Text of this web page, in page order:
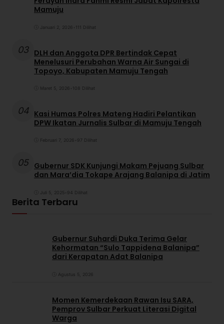
Mamuju
Januari 2, 2026 111 Dilihat
03 DLH dan Anggota DPR Bertindak Cepat
Menelusuri Perubahan Warna Air Sungai di
Topoyo, Kabupaten Mamuju Tengah
Maret 5, 2026 108 Dilihat
04 Kasi Humas Polres Mateng Hadiri Pelantikan
DPW Ikatan Jurnalis Sulbar di Mamuju Tengah
Februari 7, 2026 97 Dilihat
05 Gubernur SDK Kunjungi Makam Pejuang Sulbar
dan Mara’dia Tokape Arajang Balanipa di Jatim
Juli 5, 2025 94 Dilihat
Berita Terbaru
Gubernur Suhardi Duka Terima Gelar
Kehormatan “Sulo Tappidena Balanipa”
dari Kerapatan Adat Balanipa
Agustus 5, 2026
Momen Kemerdekaan Rawan Isu SARA,
Pemprov Sulbar Perkuat Literasi Digital
Warga